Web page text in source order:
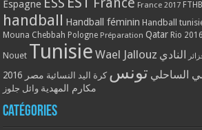
Espagne France 2017 FTHB
handball Handball féminin Handball
Mouna Chebbah Pologne Préparation Qatar Rio 2016
Nouet Tunisie Wael Jallouz النادي
الساحلي تونس كرة اليد النسائية مصر 2016
مكارم المهدية وائل جلوز
Catégories